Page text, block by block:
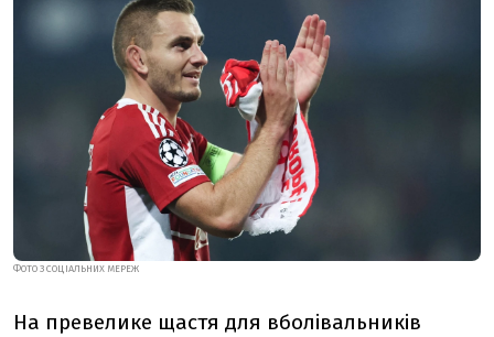
ФОТО З СОЦІАЛЬНИХ МЕРЕЖ
На превелике щастя для вболівальників